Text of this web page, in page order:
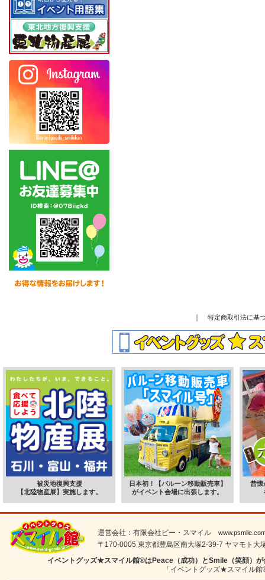
特定商取引法に基
被災地復興支援
【北陸物産展】実施します。
日本初！【バルーン移動販売車】
がイベント会場に出張します。
昔懐
運営会社：有限会社ピー・スマイル
〒170-0005 東京都豊島区南大塚2-39-7 ヤマモト
イベントグッズ★スマイル館®はPeace（成功）とSmile（笑顔）
「イベントグッズ★スマイル